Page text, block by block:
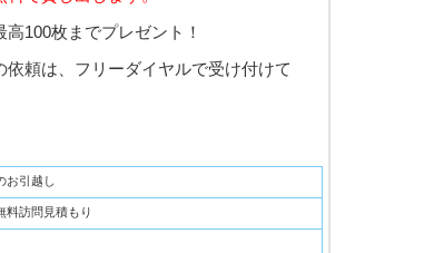
高100枚までプレゼント！
依頼は、フリーダイヤルで受け付けて
お引越し
料訪問見積もり